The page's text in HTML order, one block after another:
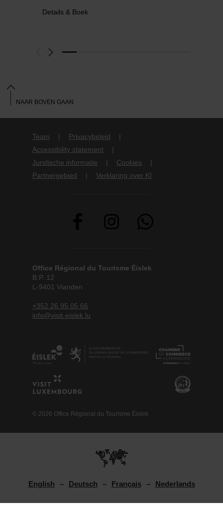
Details & Boek
Team
Privacybeleid
Accessibility statement
Juridische informatie
Cookies
Partnergebied
Verklaring over KI
Office Régional du Tourisme Éislek
B.P. 12
L-9401 Vianden
+352 26 95 05 66
info@visit-eislek.lu
© 2026 Office Régional du Tourisme Éislek
English Deutsch Français Nederlands
NAAR BOVEN GAAN